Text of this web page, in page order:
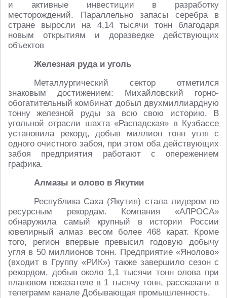
и активные инвестиции в разработку
месторождений. Параллельно запасы серебра в
стране выросли на 4,14 тысячи тонн благодаря
новым открытиям и доразведке действующих
объектов
Железная руда и уголь
Металлургический сектор отметился
знаковым достижением: Михайловский горно-
обогатительный комбинат добыл двухмиллиардную
тонну железной руды за всю свою историю. В
угольной отрасли шахта «Распадская» в Кузбассе
установила рекорд, добыв миллион тонн угля с
одного очистного забоя, при этом оба действующих
забоя предприятия работают с опережением
графика.
Алмазы и олово в Якутии
Республика Саха (Якутия) стала лидером по
ресурсным рекордам. Компания «АЛРОСА»
обнаружила самый крупный в истории России
ювелирный алмаз весом более 468 карат. Кроме
того, регион впервые превысил годовую добычу
угля в 50 миллионов тонн. Предприятие «Янолово»
(входит в Группу «РИК») также завершило сезон с
рекордом, добыв около 1,1 тысячи тонн олова при
плановом показателе в 1 тысячу тонн, рассказали в
телеграмм канале Добывающая промышленность.